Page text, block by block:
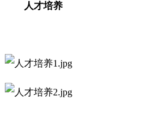
人才培养